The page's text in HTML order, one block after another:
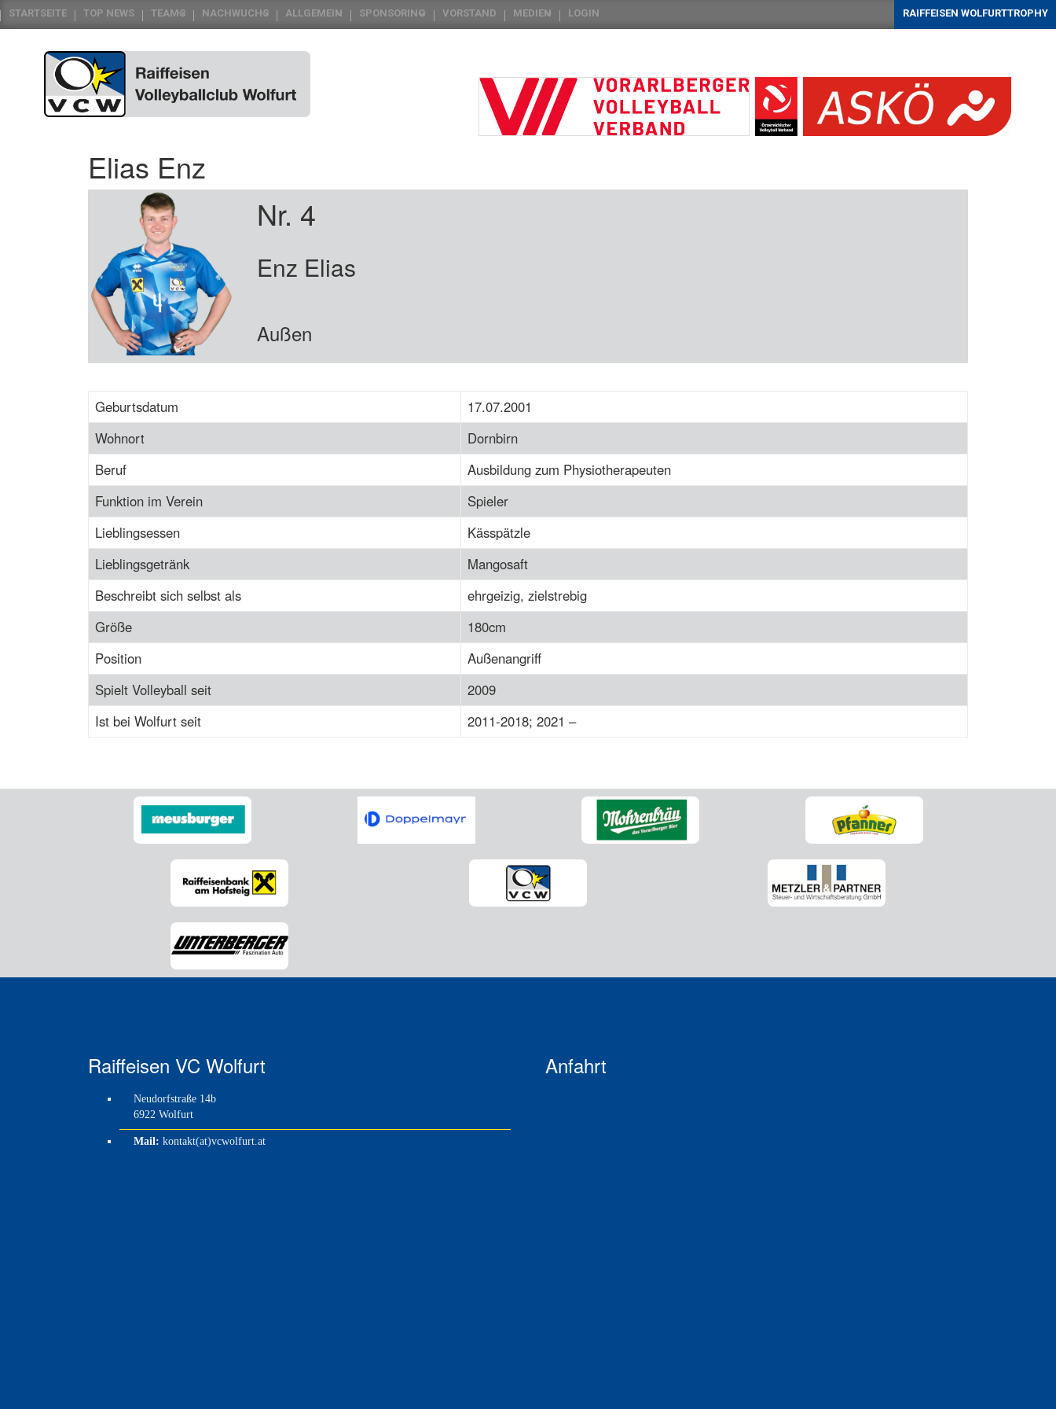
STARTSEITE TOP NEWS TEAMS NACHWUCHS ALLGEMEIN SPONSORING VORSTAND MEDIEN LOGIN RAIFFEISEN WOLFURTTROPHY
Elias Enz
Nr. 4
Enz Elias
Außen
Geburtsdatum
17.07.2001
Wohnort
Dornbirn
Beruf
Ausbildung zum Physiotherapeuten
Funktion im Verein
Spieler
Lieblingsessen
Kässpätzle
Lieblingsgetränk
Mangosaft
Beschreibt sich selbst als
ehrgeizig, zielstrebig
Größe
180cm
Position
Außenangriff
Spielt Volleyball seit
2009
Ist bei Wolfurt seit
2011-2018; 2021 –
Raiffeisen VC Wolfurt
Neudorfstraße 14b
6922 Wolfurt
Mail: kontakt(at)vcwolfurt.at
Anfahrt